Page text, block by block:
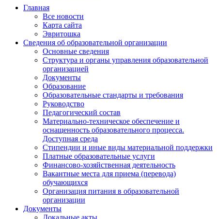
Главная
Все новости
Карта сайта
Эвритошка
Сведения об образовательной организации
Основные сведения
Структура и органы управления образовательной
организацией
Документы
Образование
Образовательные стандарты и требования
Руководство
Педагогический состав
Материально-техническое обеспечение и
оснащенность образовательного процесса.
Доступная среда
Стипендии и иные виды материальной поддержки
Платные образовательные услуги
Финансово-хозяйственная деятельность
Вакантные места для приема (перевода)
обучающихся
Организация питания в образовательной
организации
Документы